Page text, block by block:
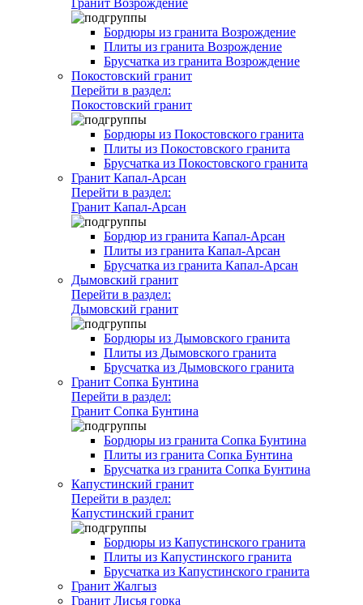
Гранит Возрождение
Бордюры из гранита Возрождение
Плиты из гранита Возрождение
Брусчатка из гранита Возрождение
Покостовский гранит
Перейти в раздел:
Покостовский гранит
Бордюры из Покостовского гранита
Плиты из Покостовского гранита
Брусчатка из Покостовского гранита
Гранит Капал-Арсан
Перейти в раздел:
Гранит Капал-Арсан
Бордюр из гранита Капал-Арсан
Плиты из гранита Капал-Арсан
Брусчатка из гранита Капал-Арсан
Дымовский гранит
Перейти в раздел:
Дымовский гранит
Бордюры из Дымовского гранита
Плиты из Дымовского гранита
Брусчатка из Дымовского гранита
Гранит Сопка Бунтина
Перейти в раздел:
Гранит Сопка Бунтина
Бордюры из гранита Сопка Бунтина
Плиты из гранита Сопка Бунтина
Брусчатка из гранита Сопка Бунтина
Капустинский гранит
Перейти в раздел:
Капустинский гранит
Бордюры из Капустинского гранита
Плиты из Капустинского гранита
Брусчатка из Капустинского гранита
Гранит Жалгыз
Гранит Лисья горка